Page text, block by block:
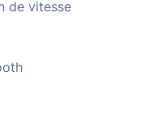
de vitesse